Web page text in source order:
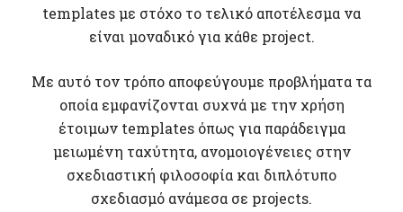
templates με στόχο το τελικό αποτέλεσμα να
είναι μοναδικό για κάθε project.
Με αυτό τον τρόπο αποφεύγουμε προβλήματα τα
οποία εμφανίζονται συχνά με την χρήση
έτοιμων templates όπως για παράδειγμα
μειωμένη ταχύτητα, ανομοιογένειες στην
σχεδιαστική φιλοσοφία και διπλότυπο
σχεδιασμό ανάμεσα σε projects.